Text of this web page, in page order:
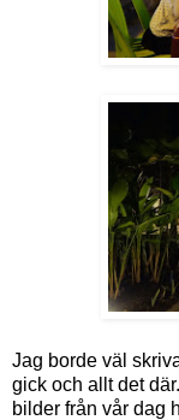
Jag borde väl
gick och allt det
bilder från vår dag